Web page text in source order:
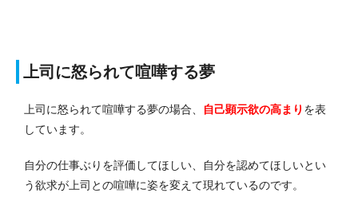
上司に怒られて喧嘩する夢
上司に怒られて喧嘩する夢の場合、 自己顕示欲の高まり を表
しています。
自分の仕事ぶりを評価してほしい、自分を認めてほしいとい
う欲求が上司との喧嘩に姿を変えて現れているのです。